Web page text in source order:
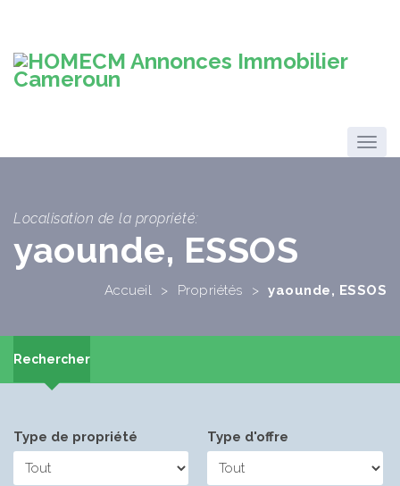
Localisation de la propriété:
yaounde, ESSOS
Accueil > Propriétés > yaounde, ESSOS
Rechercher
Type de propriété Type d'offre